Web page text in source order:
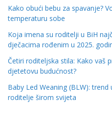
Kako obući bebu za spavanje?
temperaturu sobe
Koja imena su roditelji u BiH
dječacima rođenim u 2025.
Četiri roditeljska stila: Kako vaš
djetetovu budućnost?
Baby Led Weaning (BLW):
roditelje širom svijeta